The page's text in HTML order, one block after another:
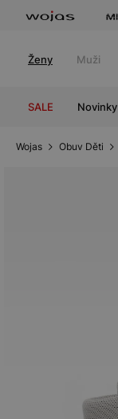
Ženy Muži
SALE Novinky
Wojas Obuv Děti